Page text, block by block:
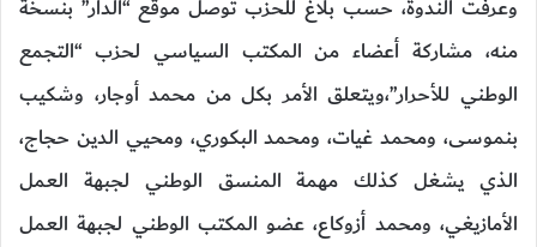
وعرفت الندوة، حسب بلاغ للحزب توصل موقع “الدار” بنسخة
منه، مشاركة أعضاء من المكتب السياسي لحزب “التجمع
الوطني للأحرار”،ويتعلق الأمر بكل من محمد أوجار، وشكيب
بنموسى، ومحمد غيات، ومحمد البكوري، ومحيي الدين حجاج،
الذي يشغل كذلك مهمة المنسق الوطني لجبهة العمل
الأمازيغي، ومحمد أزوكاع، عضو المكتب الوطني لجبهة العمل